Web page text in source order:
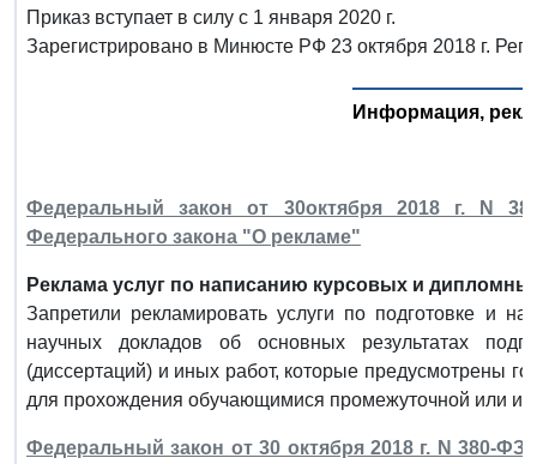
Приказ вступает в силу с 1 января 2020 г.
Зарегистрировано в Минюсте РФ 23 октября 2018 г.
Информация,
Федеральный закон от 30октября 2018 г. N
Федерального закона "О рекламе"
Реклама услуг по написанию курсовых и
Запретили рекламировать услуги по подготовке и
научных докладов об основных результатах
(диссертаций) и иных работ, которые предусмотрены
для прохождения обучающимися промежуточной или
Федеральный закон от 30 октября 2018 г. N 380-